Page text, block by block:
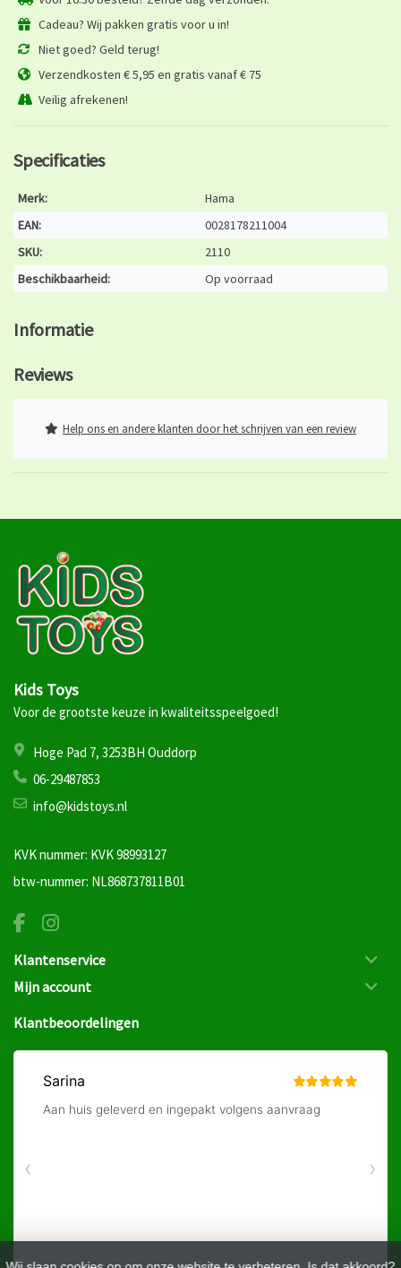
Cadeau? Wij pakken gratis voor u in!
Niet goed? Geld terug!
Verzendkosten € 5,95 en gratis vanaf € 75
Veilig afrekenen!
Specificaties
Merk:
Hama
EAN:
0028178211004
SKU:
2110
Beschikbaarheid:
Op voorraad
Informatie
Reviews
Help ons en andere klanten door het schrijven van een review
Kids Toys
Voor de grootste keuze in kwaliteitsspeelgoed!
Hoge Pad 7, 3253BH Ouddorp
06-29487853
info@kidstoys.nl
KVK nummer: KVK 98993127
btw-nummer: NL868737811B01
Klantenservice
Mijn account
Klantbeoordelingen